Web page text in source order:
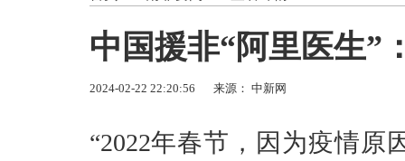
中国援非“阿里医生”
2024-02-22 22:20:56 来源： 中新网
“2022年春节，因为疫情